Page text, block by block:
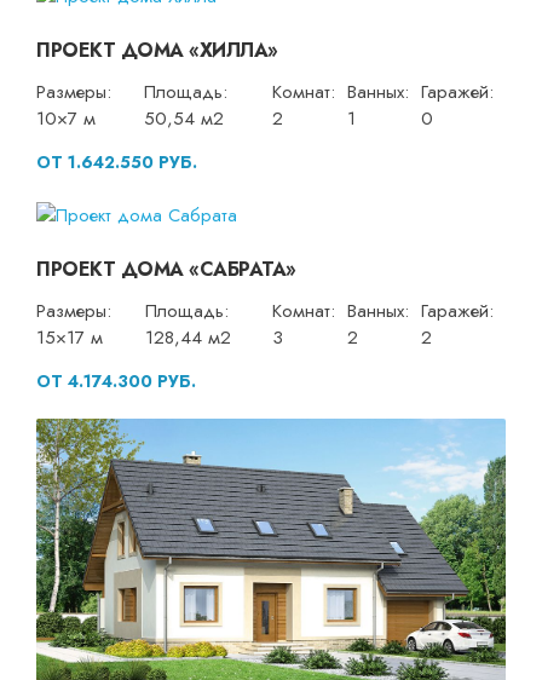
ПРОЕКТ ДОМА «ХИЛЛА»
Размеры:
10×7 м
Площадь:
50,54 м2
Комнат:
2
Ванных:
1
Гаражей:
0
ОТ 1.642.550 РУБ.
ПРОЕКТ ДОМА «САБРАТА»
Размеры:
15×17 м
Площадь:
128,44 м2
Комнат:
3
Ванных:
2
Гаражей:
2
ОТ 4.174.300 РУБ.